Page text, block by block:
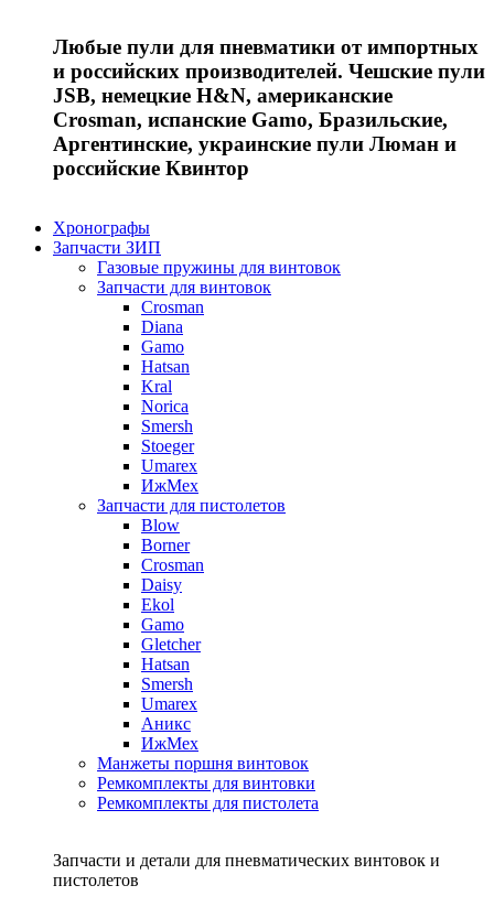
Любые пули для пневматики от импортных
и российских производителей. Чешские пули
JSB, немецкие H&N, американские
Crosman, испанские Gamo, Бразильские,
Аргентинские, украинские пули Люман и
российские Квинтор
Хронографы
Запчасти ЗИП
Газовые пружины для винтовок
Запчасти для винтовок
Crosman
Diana
Gamo
Hatsan
Kral
Norica
Smersh
Stoeger
Umarex
ИжМех
Запчасти для пистолетов
Blow
Borner
Crosman
Daisy
Ekol
Gamo
Gletcher
Hatsan
Smersh
Umarex
Аникс
ИжМех
Манжеты поршня винтовок
Ремкомплекты для винтовки
Ремкомплекты для пистолета
Запчасти и детали для пневматических винтовок и
пистолетов